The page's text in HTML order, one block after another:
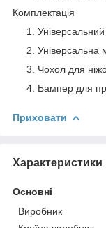
Комплектація
Універсальна
Чохол для
Бампер для
Приховати
Характеристики
Основні
Виробник